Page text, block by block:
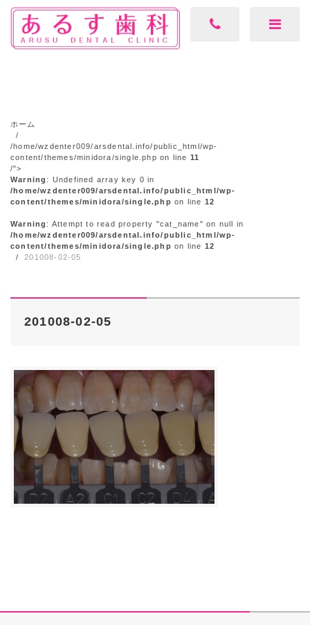
ホーム
/home/wzdenter009/arsdental.info/public_html/wp-
content/themes/minidora/single.php on line 11
/">
Warning : Undefined array key 0 in
/home/wzdenter009/arsdental.info/public_html/wp-
content/themes/minidora/single.php on line 12
Warning : Attempt to read property "cat_name" on null in
/home/wzdenter009/arsdental.info/public_html/wp-
content/themes/minidora/single.php on line 12
201008-02-05
201008-02-05